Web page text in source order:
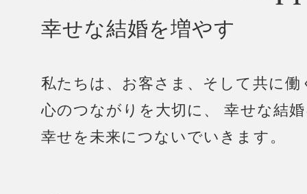
幸せな結婚を増やす
私たちは、お客さま、そして共に働
心のつながりを大切に、
幸せな結
幸せを未来につないでいきます。